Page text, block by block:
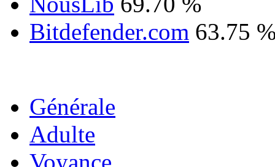
Bitdefender.com 63.75
Générale
Adulte
Voyance